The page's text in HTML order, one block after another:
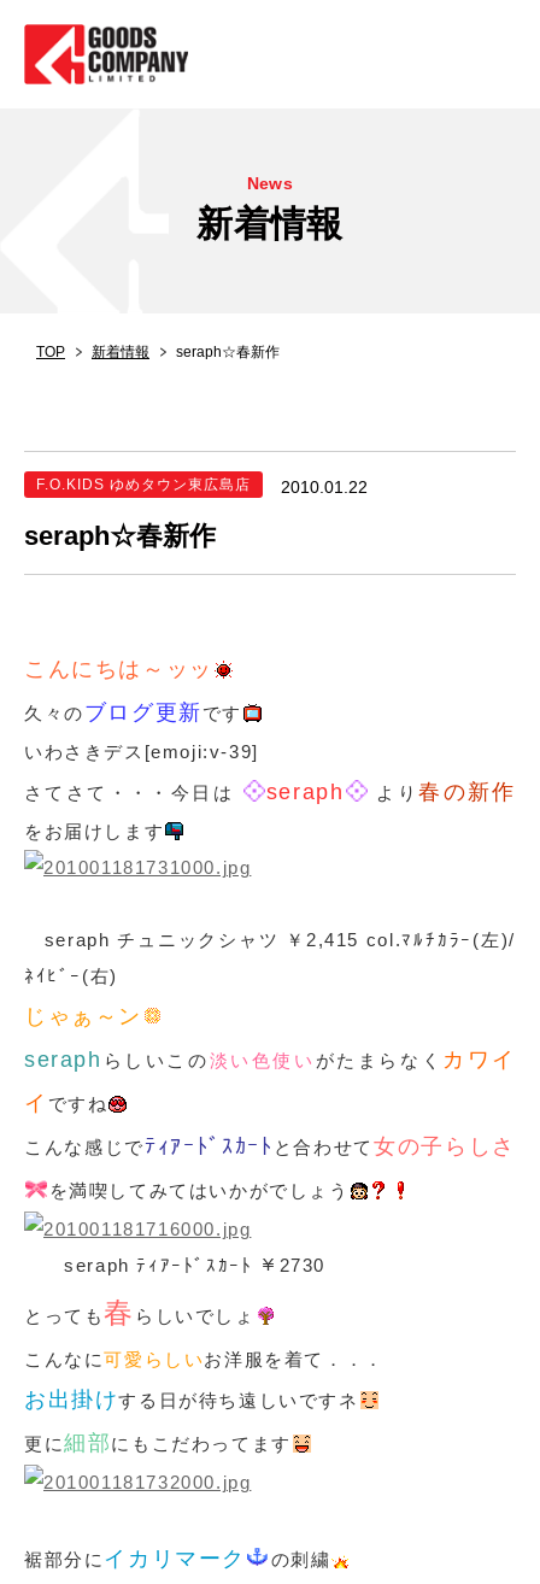
News
新着情報
TOP 新着情報 seraph☆春新作
F.O.KIDS ゆめタウン東広島店 2010.01.22
seraph☆春新作
こんにちは～ッッ
久々のブログ更新です
いわさきデス[emoji:v-39]
さてさて・・・今日は
seraph より春の新作
をお届けします
seraph チュニックシャツ ￥2,415 col.ﾏﾙﾁｶﾗｰ(左)/
ﾈｲﾋﾞｰ(右)
じゃぁ～ン
seraph らしいこの淡い色使い がたまらなく カワイ
イ ですね
こんな感じでﾃｨｱｰﾄﾞｽｶｰﾄ と合わせて女の子らしさ
を満喫してみてはいかがでしょう
seraph ﾃｨｱｰﾄﾞｽｶｰﾄ ￥2730
とっても 春 らしいでしょ
こんなに可愛らしいお洋服を着て．．．
お出掛けする日が待ち遠しいですネ
更に細部にもこだわってます
裾部分に イカリマーク の刺繍